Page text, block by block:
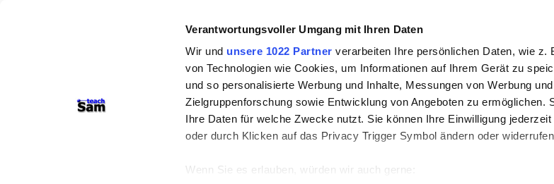
Verantwortungsvoller Umgang mit Ihren Daten
Wir und unsere 1022 Partner verarbeiten Ihre persönlichen Daten, wie z.
von Technologien wie Cookies, um Informationen auf Ihrem Gerät zu
und so personalisierte Werbung und Inhalte, Messungen von Werbung
Zielgruppenforschung sowie Entwicklung von Angeboten zu ermöglichen.
Ihre Daten für welche Zwecke nutzt. Sie können Ihre Einwilligung
oder durch Klicken auf das Privacy Trigger Symbol ändern oder widerrufen
Wenn Sie es erlauben, würden wir auch gerne: